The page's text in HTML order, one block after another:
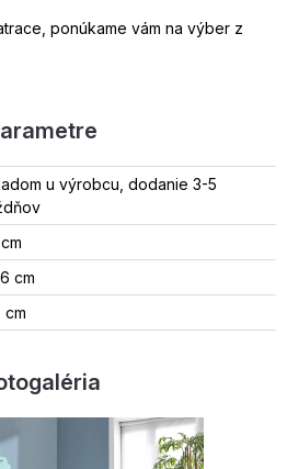
ponúkame vám na výber z
u výrobcu, dodanie 3-5
cm
cm